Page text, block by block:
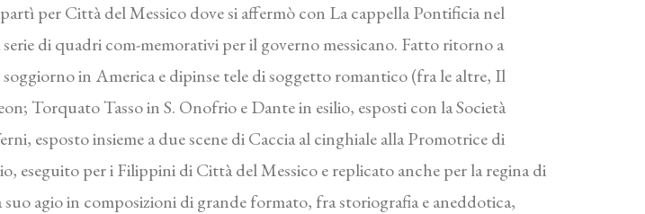
per Città del Messico dove si affermò con La cappella Pontificia nel
di quadri com-memorativi per il governo messicano. Fatto ritorno a
in America e dipinse tele di soggetto romantico (fra le altre, Il
Torquato Tasso in S. Onofrio e Dante in esilio, esposti con la Società
esposto insieme a due scene di Caccia al cinghiale alla Promotrice di
eseguito per i Filippini di Città del Messico e replicato anche per la regina di
agio in composizioni di grande formato, fra storiografia e aneddotica,